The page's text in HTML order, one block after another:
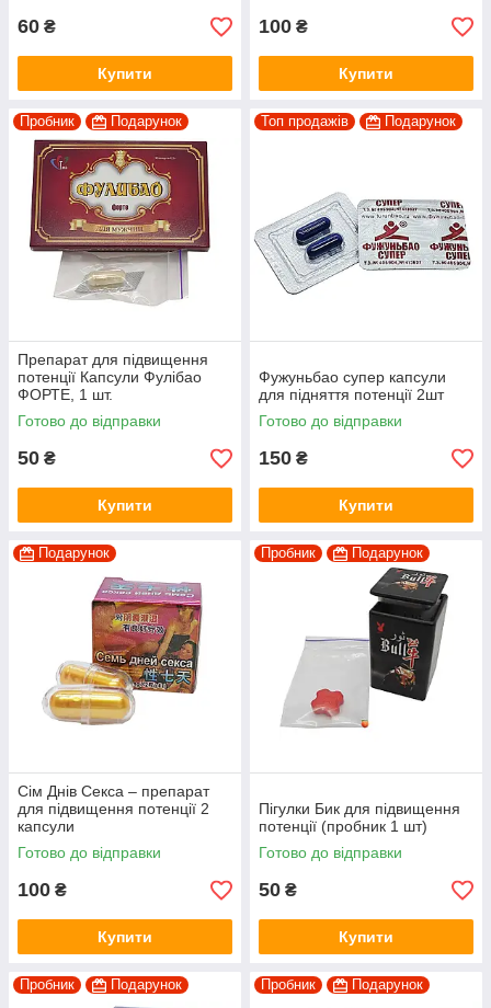
60 ₴
Купити
100 ₴
Купити
Пробник Подарунок
Препарат для підвищення
потенції Капсули Фулібао
ФОРТЕ, 1 шт.
Готово до відправки
50 ₴
Купити
Топ продажів Подарунок
Фужуньбао супер капсули
для підняття потенції 2шт
Готово до відправки
150 ₴
Купити
Подарунок
Сім Днів Секса – препарат
для підвищення потенції 2
капсули
Готово до відправки
100 ₴
Купити
Пробник Подарунок
Пігулки Бик для підвищення
потенції (пробник 1 шт)
Готово до відправки
50 ₴
Купити
Пробник Подарунок Пробник Подарунок